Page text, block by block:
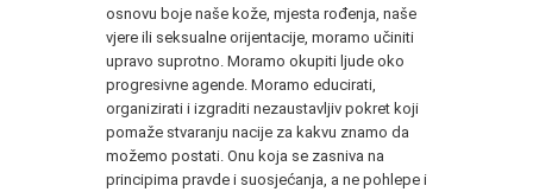
osnovu boje naše kože, mjesta rođenja, naše
vjere ili seksualne orijentacije, moramo učiniti
upravo suprotno. Moramo okupiti ljude oko
progresivne agende. Moramo educirati,
organizirati i izgraditi nezaustavljiv pokret koji
pomaže stvaranju nacije za kakvu znamo da
možemo postati. Onu koja se zasniva na
principima pravde i suosjećanja, a ne pohlepe i